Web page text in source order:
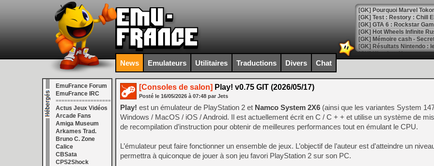
[GK] Pourquoi Marvel
[GK] Test : Restory : Chill
[GK] GTA 6 : Rockstar
[GK] Hot Wheels Infinite
[GK] Mémoire cash -
[GK] Résultats Nintendo :
[GK] Déjà des
[Mo5] Brickboy cherche à
[GK] Minecraft et ses «
[GK] Beast of
[GK] Ubisoft : fin de partie
[GK] Mémoire cash -
[GK] Dan Houser (GTA)
[GK] Comment EA Sports
[GK] Crimson Moon : un
[GK] Isle of Reveries : le
[GK] Moonlighter 2 : The
[GK] Capcom relance
News Emulateurs Utilitaires Traductions Divers Chat
EmuFrance Forum
EmuFrance IRC
===================
Actus Jeux Vidéos
Arcade Fans
Amiga Museum
Arkames Trad.
Bruno C. Zone
Calice
CBSata
CPS2Shock
[Consoles de salon] Play! v0.75 GIT (2026/05/17)
Posté le 16/05/2026 à 07:48 par Jets
Play! est un émulateur de PlayStation 2 et Namco System 2X6 (ainsi que les variantes System
Windows / MacOS / iOS / Android. Il est actuellement écrit en C / C + + et utilise un système de
de recompilation d’instruction pour obtenir de meilleures performances tout en émulant le CPU.
L’émulateur peut faire fonctionner un ensemble de jeux. L’objectif de l’auteur est d’atteindre un
permettra à quiconque de jouer à son jeu favori PlayStation 2 sur son PC.